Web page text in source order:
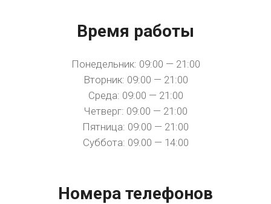
Время работы
Понедельник: 09:00 — 21:00
Вторник: 09:00 — 21:00
Среда: 09:00 — 21:00
Четверг: 09:00 — 21:00
Пятница: 09:00 — 21:00
Суббота: 09:00 — 14:00
Номера телефонов